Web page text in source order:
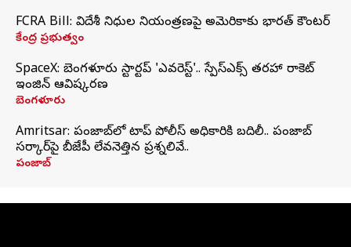
FCRA Bill: విదేశీ నిధుల నియంత్రణపై అమెరికాకు భారత్‌ కౌంటర్
కేంద్ర ప్రభుత్వం
SpaceX: బెంగళూరు స్టార్టప్‌ 'ఎవరెస్ట్'.. స్పేస్‌ఎక్స్ తరహా రాకెట్‌
ఇంజిన్‌ ఆవిష్కరణ
బెంగళూరు
Amritsar: పంజాబ్‌లో టాప్ పోలీస్ అధికారికి బదిలీ.. పంజాబ్
సర్కార్‌పై బీజేపీ లేవనెత్తిన ప్రశ్నలివే..
పంజాబ్